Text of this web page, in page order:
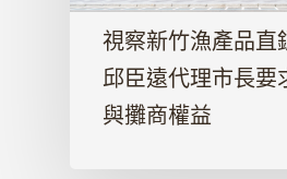
視察新竹漁產品直
邱臣遠代理市長要
與攤商權益